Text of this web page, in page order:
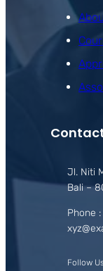
Jl. Niti
Bali –
Phone
Follow